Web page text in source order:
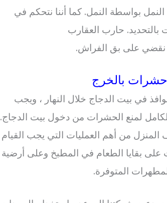
بواسطة النمل. كما أننا نتحكم في
حارب العقارب
نقضي على بق الفراش.
بالخرج
في بيت الدجاج خلال النهار ، ويجب
لمنع الحشرات من دخول بيت الدجاج.
من أهم العمليات التي يجب القيام
بقايا الطعام في المطبخ وعلى أرضية
المتوفرة.